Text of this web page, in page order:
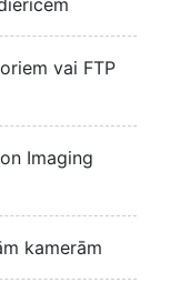
vai FTP
Imaging
kamerām